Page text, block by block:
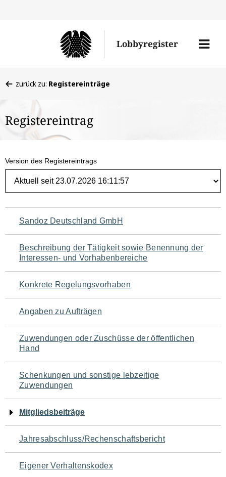
Lobbyregister
Menü
befinden
hier:
zurück zu: Registereinträge
Registereintrag
Version des Registereintrags
Navigation
für
den
Seiteninhalt
Sandoz Deutschland GmbH
Beschreibung der Tätigkeit sowie Benennung der
Interessen- und Vorhabenbereiche
Konkrete Regelungsvorhaben
Angaben zu Aufträgen
Zuwendungen oder Zuschüsse der öffentlichen
Hand
Schenkungen und sonstige lebzeitige
Zuwendungen
Mitgliedsbeiträge
Jahresabschluss/Rechenschaftsbericht
Eigener Verhaltenskodex